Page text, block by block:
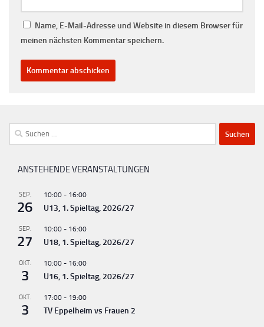
Name, E-Mail-Adresse und Website in diesem Browser für
meinen nächsten Kommentar speichern.
Suchen
nach:
ANSTEHENDE VERANSTALTUNGEN
SEP.
26
10:00 - 16:00
U13, 1. Spieltag, 2026/27
SEP.
27
10:00 - 16:00
U18, 1. Spieltag, 2026/27
OKT.
3
10:00 - 16:00
U16, 1. Spieltag, 2026/27
OKT.
3
17:00 - 19:00
TV Eppelheim vs Frauen 2